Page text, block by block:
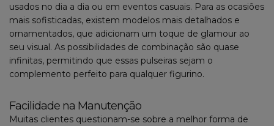
usados no dia a dia ou em eventos casuais. Para as ocasiões
mais sofisticadas, existem modelos mais detalhados e
ornamentados, que adicionam um toque de glamour ao
seu visual. As possibilidades de combinação são quase
infinitas, permitindo que essas pulseiras sejam o
complemento perfeito para qualquer figurino.
Facilidade na Manutenção
Muitas clientes questionam-se sobre a melhor forma de